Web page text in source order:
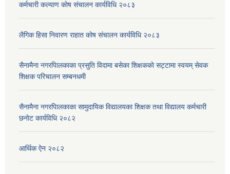
कर्मचारी कल्याण काेष संचालन कार्यविधि २०८३
लैगिक हिसा निवारण राहात कोष संचालन कार्यविधि २०८३
सैनामैना नगरपािलकाका प्रसुति विदामा बसेका शिक्षककाे सट्टामा स्वयम् सेवक
शिक्षक परिचालन सम्बनधमी
सैनामैना नगरपािलकाका सामुदायिक विद्यालयका शिक्षक तथा विद्यालय कर्मचारी
छनाेट कार्यविधि २०८२
आर्थिक ऐन २०८२